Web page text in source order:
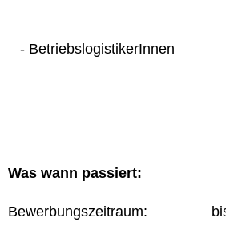
- BetriebslogistikerInnen
Was wann passiert:
Bewerbungszeitraum: bis